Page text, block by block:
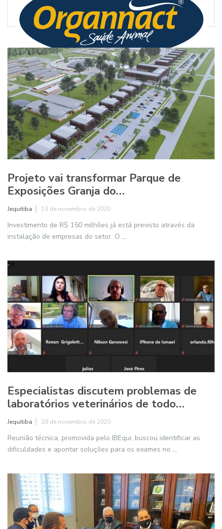
Projeto vai transformar Parque de
Exposições Granja do…
Jequitiba 13 de novembro de 2020
Investimento de R$ 150 milhões já está previsto através da
instalação de empresas do setor. O ...
Especialistas discutem problemas de
laboratórios veterinários de todo…
Jequitiba 28 de novembro de 2020
Reunião técnica, promovida pelo IBEqui, buscou identificar as
dificuldades e apontar soluções para os exames no ...